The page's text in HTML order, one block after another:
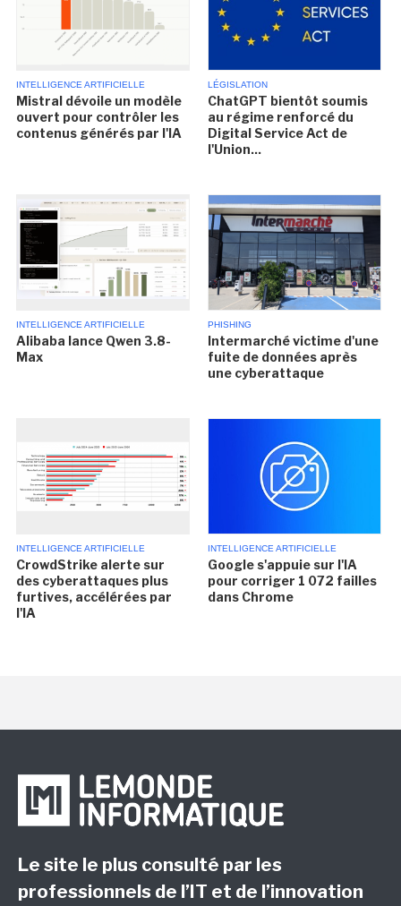
INTELLIGENCE ARTIFICIELLE
Mistral dévoile un modèle
ouvert pour contrôler les
contenus générés par l'IA
LÉGISLATION
ChatGPT bientôt soumis
au régime renforcé du
Digital Service Act de
l'Union...
INTELLIGENCE ARTIFICIELLE
Alibaba lance Qwen 3.8-
Max
PHISHING
Intermarché victime d'une
fuite de données après
une cyberattaque
INTELLIGENCE ARTIFICIELLE
CrowdStrike alerte sur
des cyberattaques plus
furtives, accélérées par
l'IA
INTELLIGENCE ARTIFICIELLE
Google s'appuie sur l'IA
pour corriger 1 072 failles
dans Chrome
Le site le plus consulté par les
professionnels de l’IT et de l’innovation